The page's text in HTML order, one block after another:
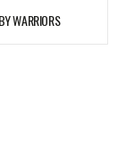
WARRIORS